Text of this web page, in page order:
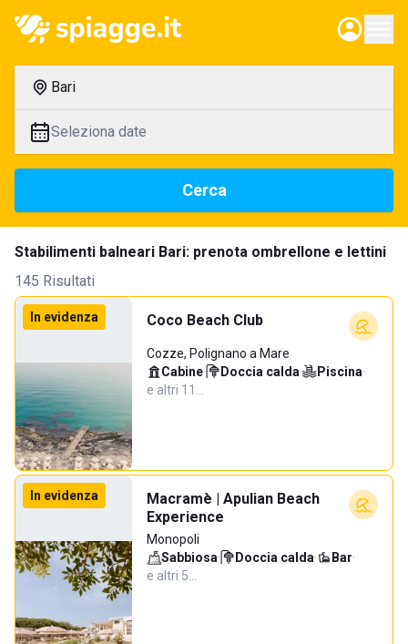
Bari
Seleziona date
Cerca
Stabilimenti balneari Bari: prenota ombrellone e lettini
145 Risultati
In evidenza Coco Beach Club
Cozze, Polignano a Mare
Cabine· Doccia calda· Piscina·
e altri 11…
In evidenza
Macramè | Apulian Beach
Experience
Monopoli
Sabbiosa· Doccia calda· Bar·
e altri 5…